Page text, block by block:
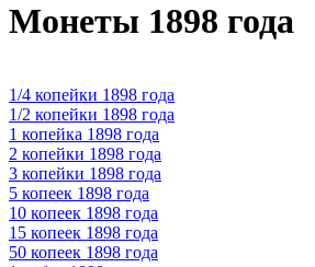
Монеты 1898 года
1/4 копейки 1898 года
1/2 копейки 1898 года
1 копейка 1898 года
2 копейки 1898 года
3 копейки 1898 года
5 копеек 1898 года
10 копеек 1898 года
15 копеек 1898 года
50 копеек 1898 года